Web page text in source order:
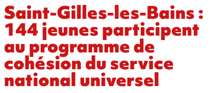
Saint-Gilles-les-Bains :
144 jeunes participent
au programme de
cohésion du service
national universel